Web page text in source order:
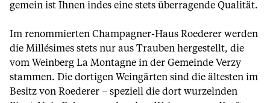
gemein ist Ihnen indes eine stets überragende Qualität.
Im renommierten Champagner-Haus Roederer werden
die Millésimes stets nur aus Trauben hergestellt, die
vom Weinberg La Montagne in der Gemeinde Verzy
stammen. Die dortigen Weingärten sind die ältesten im
Besitz von Roederer – speziell die dort wurzelnden